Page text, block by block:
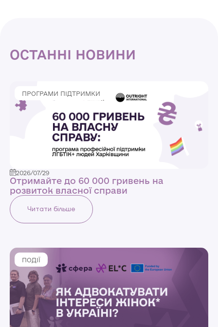
ОСТАННІ НОВИНИ
ПРОГРАМИ ПІДТРИМКИ
2026/07/29
Отримайте до 60 000 гривень на
розвиток власної справи
Читати більше
ПОДІЇ